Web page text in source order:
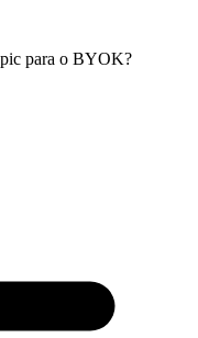
para o BYOK?